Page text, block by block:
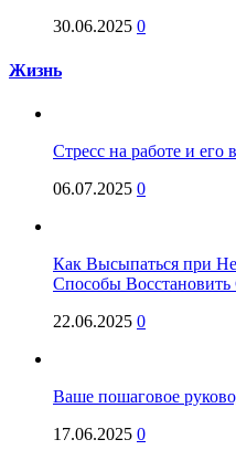
30.06.2025 0
Жизнь
Стресс на работе и его
06.07.2025 0
Как Высыпаться при
Способы
22.06.2025 0
Ваше пошаговое
17.06.2025 0